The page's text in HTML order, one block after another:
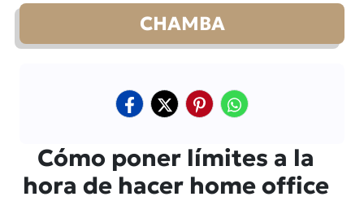
CHAMBA
Cómo poner límites a la
hora de hacer home office